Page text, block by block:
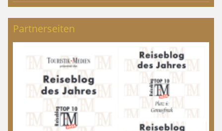
Partnerseiten